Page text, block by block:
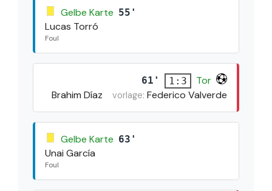
Gelbe Karte 55'
Lucas Torró
Foul
61' 1:3
Tor
Brahim Díaz
vorlage: Federico Valverde
Gelbe Karte 63'
Unai García
Foul